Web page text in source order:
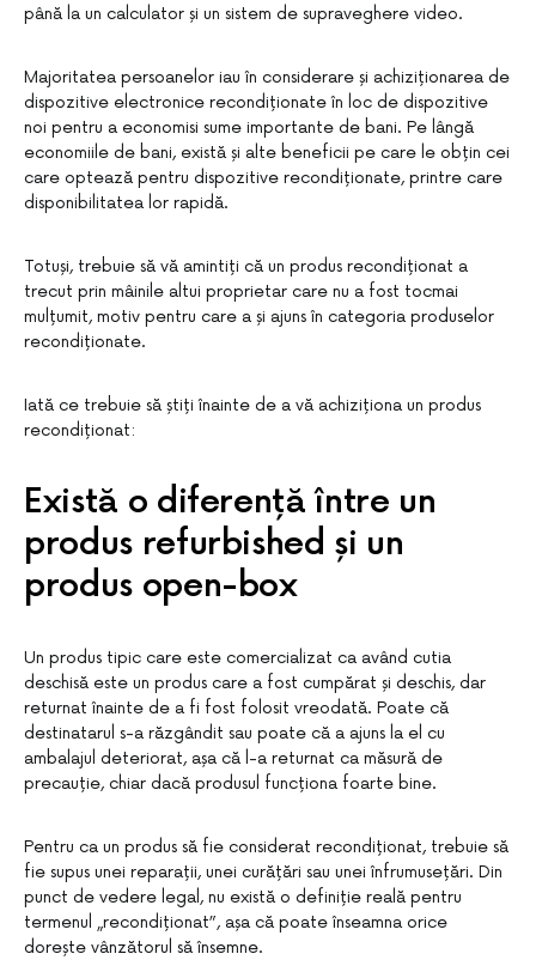
până la un calculator și un sistem de supraveghere video.
Majoritatea persoanelor iau în considerare și achiziționarea de
dispozitive electronice recondiționate în loc de dispozitive
noi pentru a economisi sume importante de bani. Pe lângă
economiile de bani, există și alte beneficii pe care le obțin cei
care optează pentru dispozitive recondiționate, printre care
disponibilitatea lor rapidă.
Totuși, trebuie să vă amintiți că un produs recondiționat a
trecut prin mâinile altui proprietar care nu a fost tocmai
mulțumit, motiv pentru care a și ajuns în categoria produselor
recondiționate.
Iată ce trebuie să știți înainte de a vă achiziționa un produs
recondiționat:
Există o diferență între un
produs refurbished și un
produs open-box
Un produs tipic care este comercializat ca având cutia
deschisă este un produs care a fost cumpărat și deschis, dar
returnat înainte de a fi fost folosit vreodată. Poate că
destinatarul s-a răzgândit sau poate că a ajuns la el cu
ambalajul deteriorat, așa că l-a returnat ca măsură de
precauție, chiar dacă produsul funcționa foarte bine.
Pentru ca un produs să fie considerat recondiționat, trebuie să
fie supus unei reparații, unei curățări sau unei înfrumusețări. Din
punct de vedere legal, nu există o definiție reală pentru
termenul „recondiționat”, așa că poate înseamna orice
dorește vânzătorul să însemne.